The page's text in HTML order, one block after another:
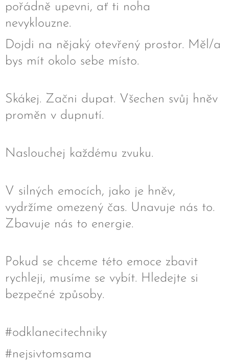
pořádně upevni, ať ti noha
nevyklouzne.
Dojdi na nějaký otevřený prostor. Měl/a
bys mít okolo sebe místo.
Skákej. Začni dupat. Všechen svůj hněv
proměn v dupnutí.
Naslouchej každému zvuku.
V silných emocích, jako je hněv,
vydržíme omezený čas. Unavuje nás to.
Zbavuje nás to energie.
Pokud se chceme této emoce zbavit
rychleji, musíme se vybít. Hledejte si
bezpečné způsoby.
#odklanecitechniky
#nejsivtomsama